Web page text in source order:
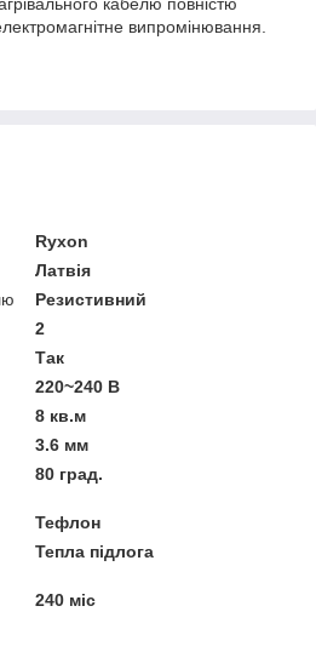
випромінювання.
Ryxon
Латвія
Резистивний
2
Так
220~240 В
8 кв.м
3.6 мм
80 град.
Тефлон
Тепла підлога
240 міс